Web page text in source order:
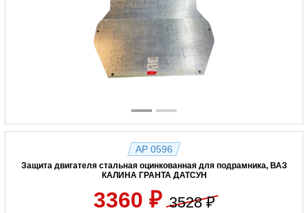
AP 0596
Защита двигателя стальная оцинкованная для подрамника, ВАЗ
КАЛИНА ГРАНТА ДАТСУН
3360 ₽ 3528 ₽